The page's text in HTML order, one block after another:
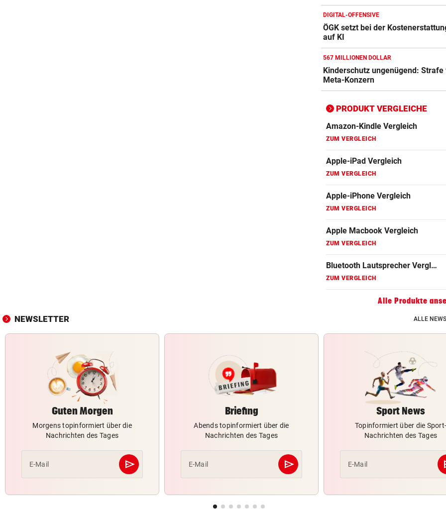
DIGITAL-OFFENSIVE
ÖGK setzt bei der
auf KI
567 MILLIONEN DOLLAR
Kinderschutz ungenügend: Strafe
Meta-Konzern
PRODUKT VERGLEICHE
Apple-iPad Vergleich
ZUM VERGLEICH
Apple-iPhone Vergleich
Apple Macbook Vergleich
DSL Speedtest
Fernseher Vergleich
Fritz Repeater Vergleich
Alle Produkte
NEWSLETTER ALLE
Guten Morgen
Morgens topinformiert über die
Nachrichten des Tages
E-Mail send
Abschicken
Briefing
Abends topinformiert über die
Nachrichten des Tages
E-Mail send
Abschicken
Sport News
Topinformiert über die
Nachrichten des Tages
E-Mail